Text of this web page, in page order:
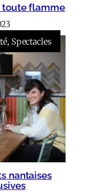
flamme
, Spectacles
nantaises